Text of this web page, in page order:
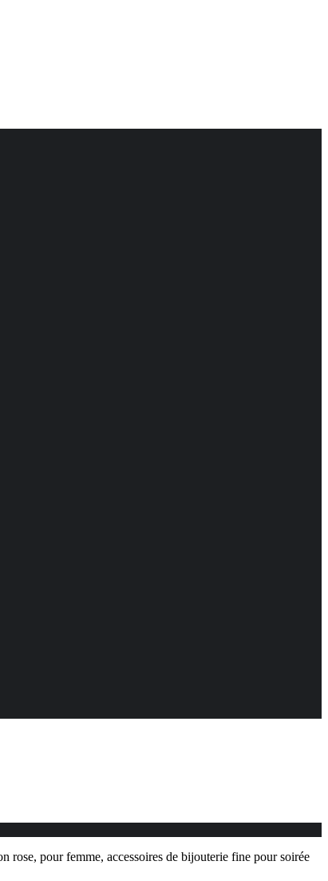
rose, pour femme, accessoires de bijouterie fine pour soirée